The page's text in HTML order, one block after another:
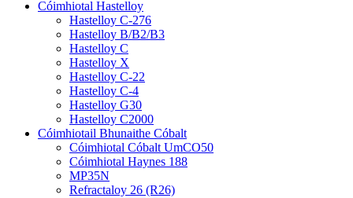
Cóimhiotal Hastelloy
Hastelloy C-276
Hastelloy B/B2/B3
Hastelloy C
Hastelloy X
Hastelloy C-22
Hastelloy C-4
Hastelloy G30
Hastelloy C2000
Cóimhiotail Bhunaithe Cóbalt
Cóimhiotal Cóbalt UmCO50
Cóimhiotal Haynes 188
MP35N
Refractaloy 26 (R26)